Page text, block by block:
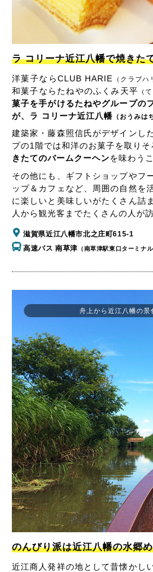
ラ コリーナ近江八幡で焼きた
洋菓子ならCLUB HARIE （クラブハ
和菓子ならたねやのふくみ天平 （
菓子を手がけるたねやグループの
が、ラ コリーナ近江八幡 （おうみは
建築家・藤森照信氏がデザインし
プの1階では和洋のお菓子を取り
きたてのバームクーヘンを味わう
その他にも、ギフトショップやフ
ップ＆カフェなど、周囲の自然を
に楽しいと美味しいがたくさん詰
人から観光客までたくさんの人が
滋賀県近江八幡市北之庄町615-1
高速バス 南草津 （南草津駅東口ターミナル
のんびり派は近江八幡の水郷
近江商人発祥の地として昔懐かし
舟上から近江八幡の景